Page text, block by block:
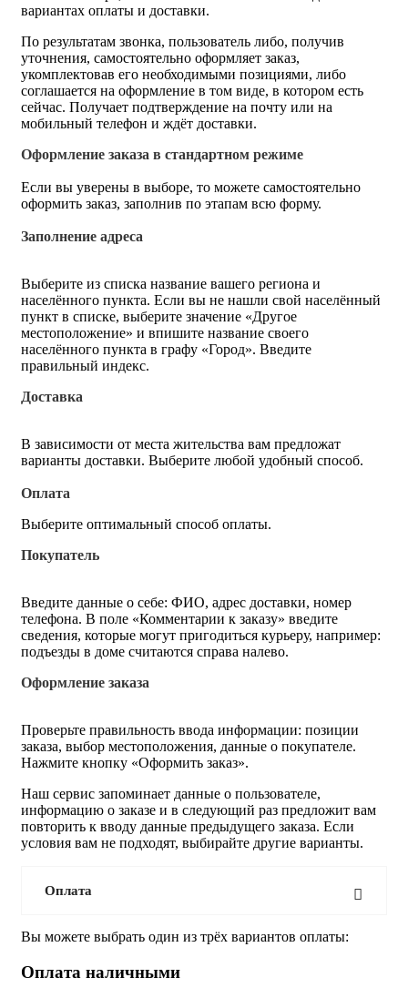
вариантах оплаты и доставки.
По результатам звонка, пользователь либо, получив
уточнения, самостоятельно оформляет заказ,
укомплектовав его необходимыми позициями, либо
соглашается на оформление в том виде, в котором есть
сейчас. Получает подтверждение на почту или на
мобильный телефон и ждёт доставки.
Оформление заказа в стандартном режиме
Если вы уверены в выборе, то можете самостоятельно
оформить заказ, заполнив по этапам всю форму.
Заполнение адреса
Выберите из списка название вашего региона и
населённого пункта. Если вы не нашли свой населённый
пункт в списке, выберите значение «Другое
местоположение» и впишите название своего
населённого пункта в графу «Город». Введите
правильный индекс.
Доставка
В зависимости от места жительства вам предложат
варианты доставки. Выберите любой удобный способ.
Оплата
Выберите оптимальный способ оплаты.
Покупатель
Введите данные о себе: ФИО, адрес доставки, номер
телефона. В поле «Комментарии к заказу» введите
сведения, которые могут пригодиться курьеру, например:
подъезды в доме считаются справа налево.
Оформление заказа
Проверьте правильность ввода информации: позиции
заказа, выбор местоположения, данные о покупателе.
Нажмите кнопку «Оформить заказ».
Наш сервис запоминает данные о пользователе,
информацию о заказе и в следующий раз предложит вам
повторить к вводу данные предыдущего заказа. Если
условия вам не подходят, выбирайте другие варианты.
Оплата
Вы можете выбрать один из трёх вариантов оплаты:
Оплата наличными